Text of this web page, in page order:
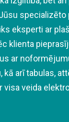
specializēto
eksperti ar
klienta
ar
arī tabulas,
veida